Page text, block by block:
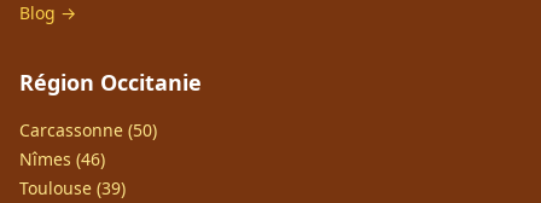
Blog →
Région Occitanie
Carcassonne (50)
Nîmes (46)
Toulouse (39)